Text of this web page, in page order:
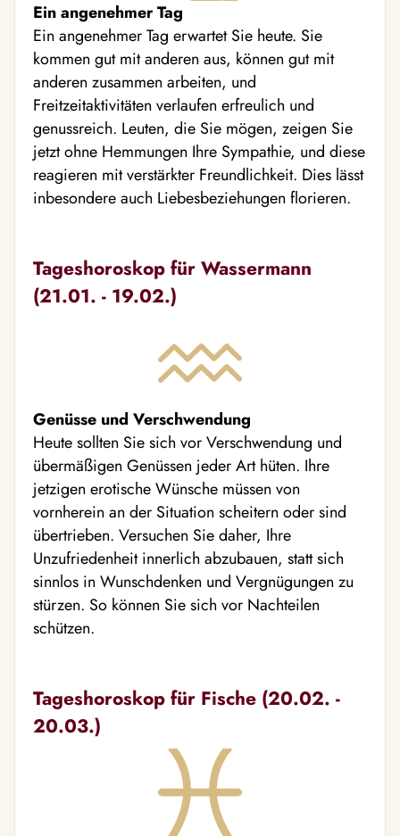
Ein angenehmer Tag
Ein angenehmer Tag erwartet Sie heute. Sie
kommen gut mit anderen aus, können gut mit
anderen zusammen arbeiten, und
Freitzeitaktivitäten verlaufen erfreulich und
genussreich. Leuten, die Sie mögen, zeigen Sie
jetzt ohne Hemmungen Ihre Sympathie, und diese
reagieren mit verstärkter Freundlichkeit. Dies lässt
inbesondere auch Liebesbeziehungen florieren.
Tageshoroskop für Wassermann
(21.01. - 19.02.)
Genüsse und Verschwendung
Heute sollten Sie sich vor Verschwendung und
übermäßigen Genüssen jeder Art hüten. Ihre
jetzigen erotische Wünsche müssen von
vornherein an der Situation scheitern oder sind
übertrieben. Versuchen Sie daher, Ihre
Unzufriedenheit innerlich abzubauen, statt sich
sinnlos in Wunschdenken und Vergnügungen zu
stürzen. So können Sie sich vor Nachteilen
schützen.
Tageshoroskop für Fische (20.02. -
20.03.)